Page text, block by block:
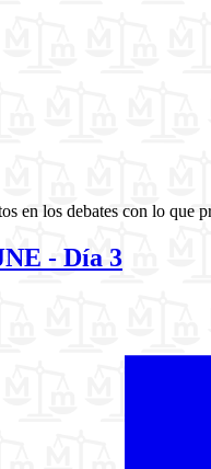
en los debates con lo que
- Día 3